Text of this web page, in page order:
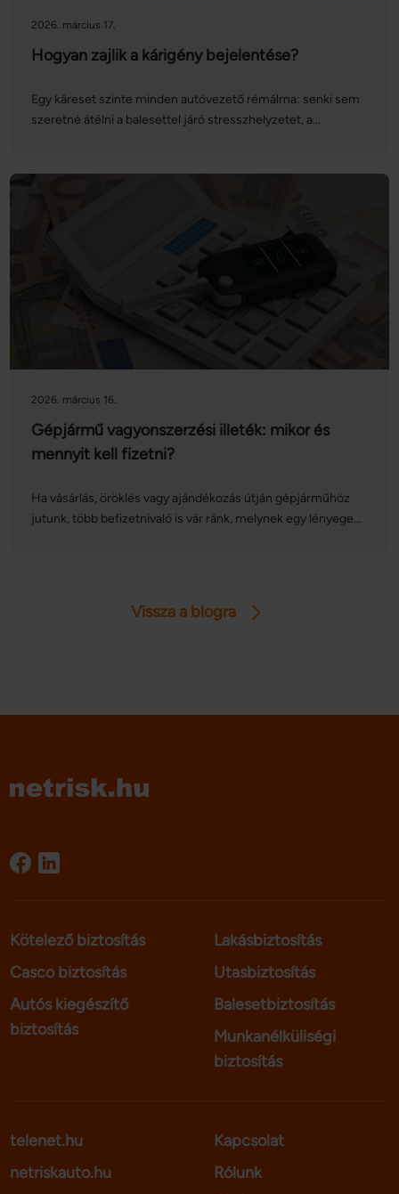
2026. március 17.
Hogyan zajlik a kárigény bejelentése?
Egy káreset szinte minden autóvezető rémálma: senki sem
szeretné átélni a balesettel járó stresszhelyzetet, a
lehetőségeket is!
2026. március 16.
Gépjármű vagyonszerzési illeték: mikor és
mennyit kell fizetni?
Ha vásárlás, öröklés vagy ajándékozás útján gépjárműhöz
jutunk, több befizetnivaló is vár ránk, melynek egy lényeges
vesszük a gépjármű vagyonszerzési illeték részleteit.
Vissza a blogra
Kötelező biztosítás
Casco biztosítás
Autós kiegészítő
biztosítás
Lakásbiztosítás
Utasbiztosítás
Balesetbiztosítás
Munkanélküliségi
biztosítás
telenet.hu
netriskauto.hu
Kapcsolat
Rólunk